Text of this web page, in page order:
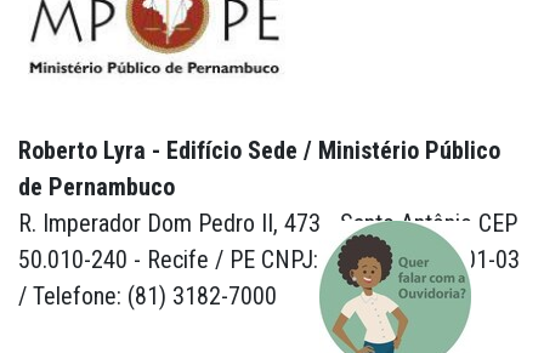
Roberto Lyra - Edifício Sede / Ministério Público
de Pernambuco
R. Imperador Dom Pedro II, 473 - Santo Antônio CEP
50.010-240 - Recife / PE CNPJ: 24.417.065/0001-03
/ Telefone: (81) 3182-7000